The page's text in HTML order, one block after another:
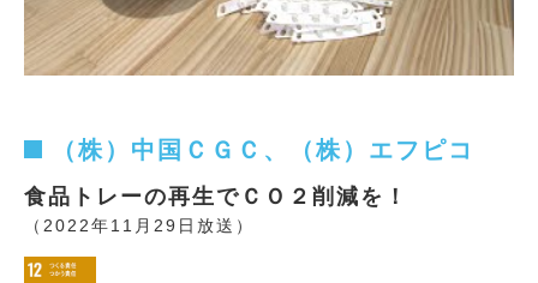
（株）中国ＣＧＣ、（株）エフピコ
食品トレーの再生でＣＯ２削減を！
（2022年11月29日放送）